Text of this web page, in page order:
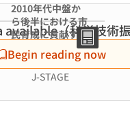
2010年代中盤か
ら後半における市
民育成に貢献する
ための新しい社会
科教育研究の模索
（科学技術振
Begin reading now
J-STAGE